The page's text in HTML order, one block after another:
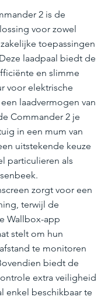
2 is de
voor zowel
toepassingen
laadpaal biedt de
en slimme
voor elektrische
laadvermogen van
Commander 2 je
in een mum van
uitstekende keuze
particulieren als
zorgt voor een
terwijl de
Wallbox-app
stelt om hun
te monitoren
biedt de
extra veiligheid
enkel beschikbaar te